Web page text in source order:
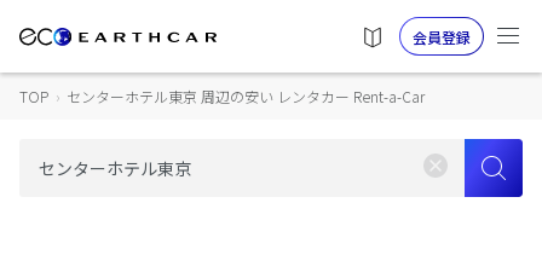
会員登録
TOP › センターホテル東京 周辺の安い レンタカー Rent-a-Car